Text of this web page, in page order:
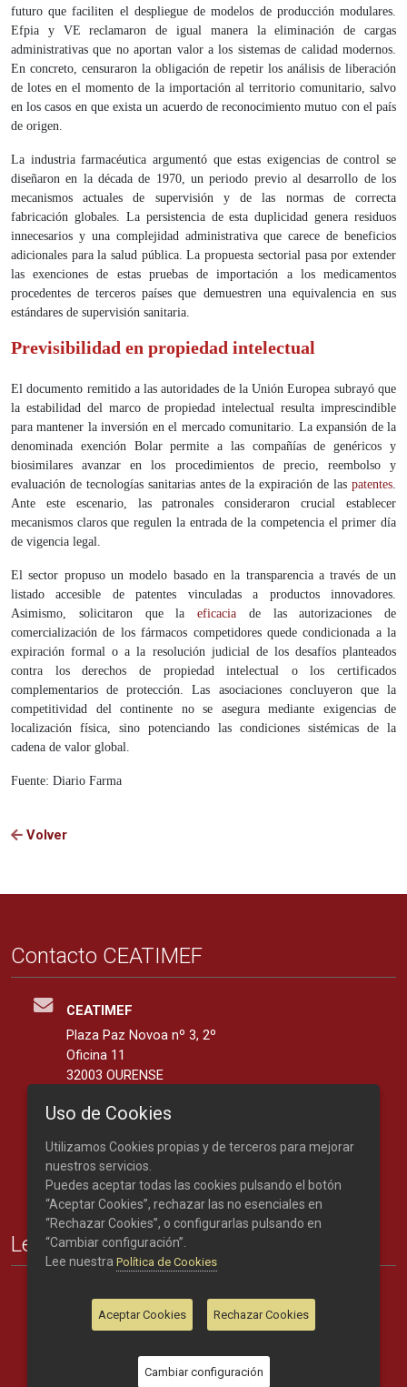
futuro que faciliten el despliegue de modelos de producción modulares.
Efpia y VE reclamaron de igual manera la eliminación de cargas
administrativas que no aportan valor a los sistemas de calidad modernos.
En concreto, censuraron la obligación de repetir los análisis de liberación
de lotes en el momento de la importación al territorio comunitario, salvo
en los casos en que exista un acuerdo de reconocimiento mutuo con el país
de origen.
La industria farmacéutica argumentó que estas exigencias de control se
diseñaron en la década de 1970, un periodo previo al desarrollo de los
mecanismos actuales de supervisión y de las normas de correcta
fabricación globales. La persistencia de esta duplicidad genera residuos
innecesarios y una complejidad administrativa que carece de beneficios
adicionales para la salud pública. La propuesta sectorial pasa por extender
las exenciones de estas pruebas de importación a los medicamentos
procedentes de terceros países que demuestren una equivalencia en sus
estándares de supervisión sanitaria.
Previsibilidad en propiedad intelectual
El documento remitido a las autoridades de la Unión Europea subrayó que
la estabilidad del marco de propiedad intelectual resulta imprescindible
para mantener la inversión en el mercado comunitario. La expansión de la
denominada exención Bolar permite a las compañías de genéricos y
biosimilares avanzar en los procedimientos de precio, reembolso y
evaluación de tecnologías sanitarias antes de la expiración de las patentes.
Ante este escenario, las patronales consideraron crucial establecer
mecanismos claros que regulen la entrada de la competencia el primer día
de vigencia legal.
El sector propuso un modelo basado en la transparencia a través de un
listado accesible de patentes vinculadas a productos innovadores.
Asimismo, solicitaron que la eficacia de las autorizaciones de
comercialización de los fármacos competidores quede condicionada a la
expiración formal o a la resolución judicial de los desafíos planteados
contra los derechos de propiedad intelectual o los certificados
complementarios de protección. Las asociaciones concluyeron que la
competitividad del continente no se asegura mediante exigencias de
localización física, sino potenciando las condiciones sistémicas de la
cadena de valor global.
Fuente: Diario Farma
Volver
Contacto CEATIMEF
CEATIMEF
Plaza Paz Novoa nº 3, 2º
Oficina 11
32003 OURENSE
Teléfono: 988 219 893
Legal
Créditos
Nota legal
Uso de Cookies
Utilizamos Cookies propias y de terceros para mejorar
nuestros servicios.
Puedes aceptar todas las cookies pulsando el botón
“Aceptar Cookies”, rechazar las no esenciales en
“Rechazar Cookies”, o configurarlas pulsando en
“Cambiar configuración”.
Lee nuestra Política de Cookies
Aceptar Cookies Rechazar Cookies
Cambiar configuración